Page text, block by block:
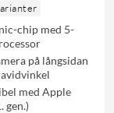
chip med 5-
på långsidan
med Apple
gen.)